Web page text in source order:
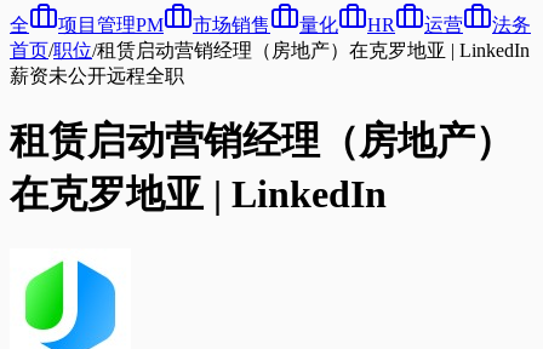
全
项目管理PM 市场销售 量化 HR 运营
法务
首页/职位/租赁启动营销经理（房地产）在克罗地亚 | LinkedIn
薪资未公开远程全职
租赁启动营销经理（房地产）
在克罗地亚 | LinkedIn